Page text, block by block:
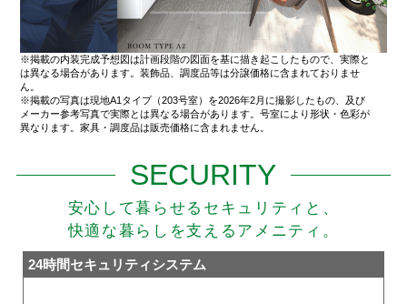
※掲載の内装完成予想図は計画段階の図面を基に描き起こしたもので、実際と
は異なる場合があります。装飾品、調度品等は分譲価格に含まれておりませ
ん。
※掲載の写真は現地A1タイプ（203号室）を2026年2月に撮影したもの、及び
メーカー参考写真で実際とは異なる場合があります。号室により形状・色彩が
異なります。家具・調度品は販売価格に含まれません。
SECURITY
安心して暮らせるセキュリティと、
快適な暮らしを支えるアメニティ。
24時間セキュリティシステム